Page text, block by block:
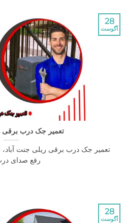
تعمیر جک درب برقی
‌تعمیر جک درب برقی ریلی جنت
رفع صدای
28
آگوست
28
آگوست